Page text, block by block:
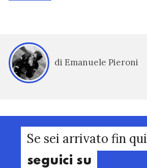
di Emanuele Pieroni
Se sei arrivato fin qui
seguici su